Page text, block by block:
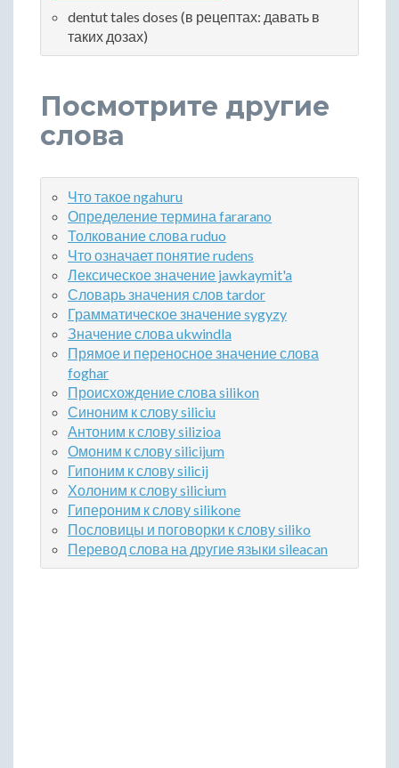
dentut tales doses (в рецептах: давать в
таких дозах)
Посмотрите другие
слова
Что такое ngahuru
Определение термина fararano
Толкование слова ruduo
Что означает понятие rudens
Лексическое значение jawkaymit'a
Словарь значения слов tardor
Грамматическое значение sygyzy
Значение слова ukwindla
Прямое и переносное значение слова
foghar
Происхождение слова silikon
Синоним к слову siliciu
Антоним к слову silizioa
Омоним к слову silicijum
Гипоним к слову silicij
Холоним к слову silicium
Гипероним к слову silikone
Пословицы и поговорки к слову siliko
Перевод слова на другие языки sileacan